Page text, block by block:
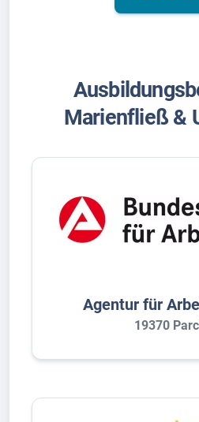
Marienfließ &
Agentur für
19370